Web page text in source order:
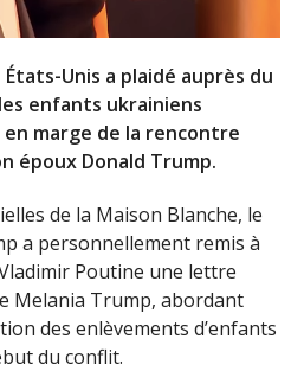
Unis a plaidé auprès du
enfants ukrainiens
marge de la rencontre
époux Donald Trump.
de la Maison Blanche, le
a personnellement remis à
Poutine une lettre
Melania Trump, abordant
des enlèvements d’enfants
du conflit.